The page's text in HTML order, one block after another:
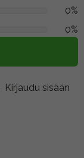
0%
0%
Kirjaudu sisään